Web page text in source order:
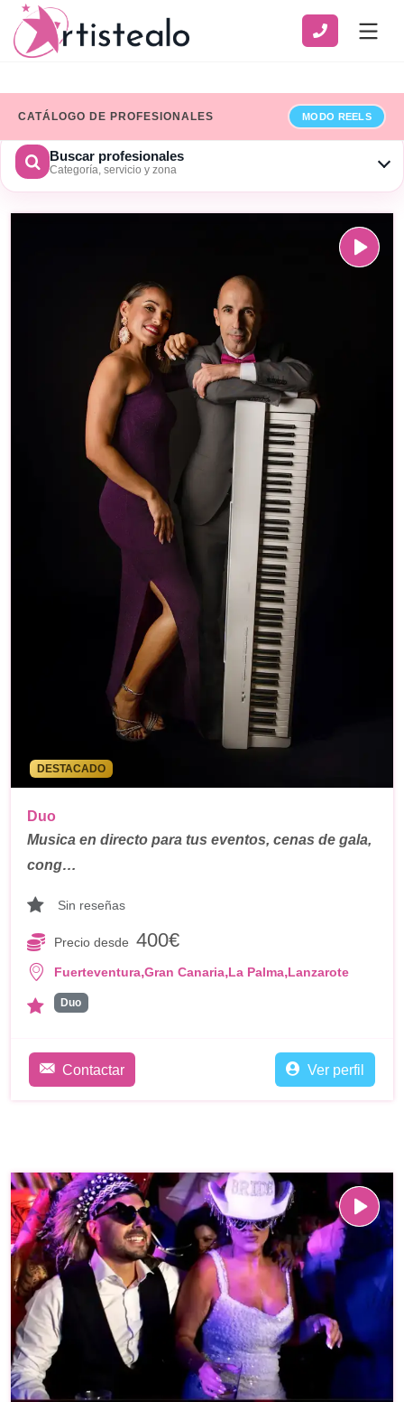
CATÁLOGO DE PROFESIONALES MODO REELS
Buscar profesionales
Categoría, servicio y zona
Ver solo profesionales que han añadido sus datos de
BUSCAR
DESTACADO
Duo
Musica en directo para tus eventos, cenas de gala,
cong…
Sin reseñas
Precio desde 400€
Fuerteventura,Gran Canaria,La Palma,Lanzarote
Duo
Contactar Ver perfil